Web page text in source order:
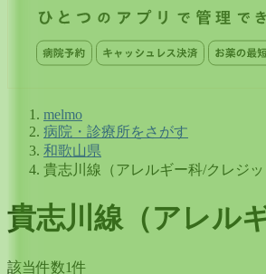
melmo
病院・診療所をさがす
和歌山県
貴志川線（アレルギー科/クレジ
貴志川線（アレル
該当件数1件